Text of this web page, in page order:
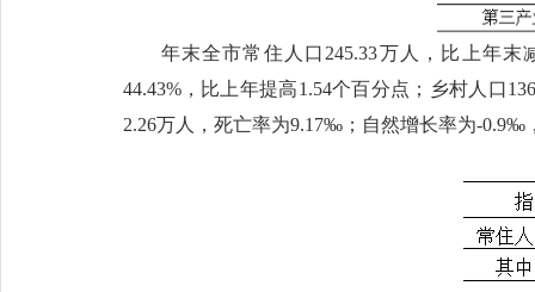
年末全市常住人口245.33万人，比上年
44.43%，比上年提高1.54个百分点；乡村人口
2.26万人，死亡率为9.17‰；自然增长率为-0.9‰